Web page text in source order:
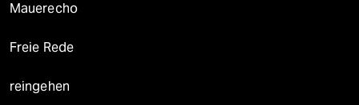
Mauerecho
Freie Rede
reingehen